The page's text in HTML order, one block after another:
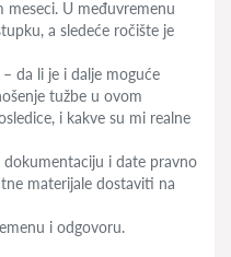
meseci. U međuvremenu
a sledeće ročište je
da li je i dalje moguće
tužbe u ovom
i kakve su mi realne
i date pravno
materijale dostaviti na
i odgovoru.